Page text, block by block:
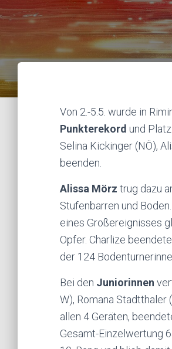
Von 2.-5.5. wurde in
Punkterekord und
Selina Kickinger (NÖ),
beenden.
Alissa Mörz trug dazu
Stufenbarren und
eines Großereignisses
Opfer. Charlize
der 124
Bei den Juniorinnen
W), Romana Stadtthaler
allen 4 Geräten,
Gesamt-Einzelwertung